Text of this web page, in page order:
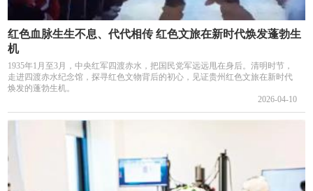
红色血脉生生不息、代代相传 红色文旅在新时代焕发蓬勃生
机
1935年1月至3月，中央红军四渡赤水，把国民党军远远甩在身后。清明时节，
走进四渡赤水纪念馆，探寻红色文物背后的初心，见证贵州红色文旅在新时代
焕发的蓬勃生机。
2026-04-10